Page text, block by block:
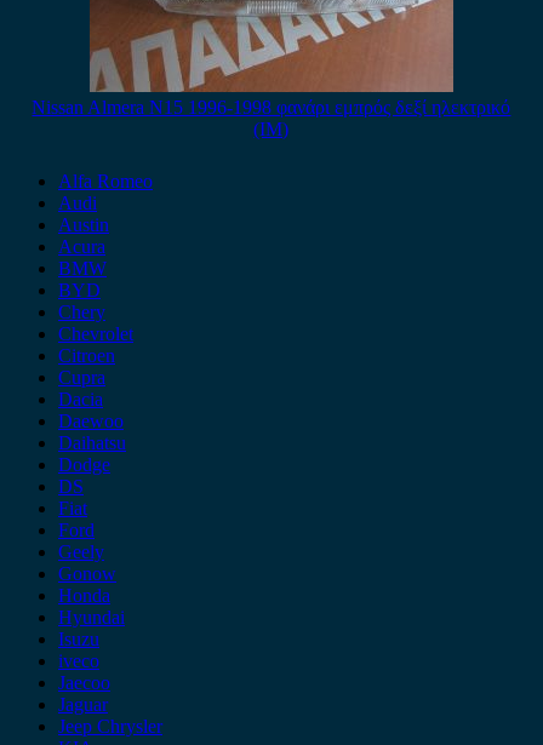
Nissan Almera N15 1996-1998 φανάρι εμπρός δεξί ηλεκτρικό
(IM)
Alfa Romeo
Audi
Austin
Acura
BMW
BYD
Chery
Chevrolet
Citroen
Cupra
Dacia
Daewoo
Daihatsu
Dodge
DS
Fiat
Ford
Geely
Gonow
Honda
Hyundai
Isuzu
iveco
Jaecoo
Jaguar
Jeep Chrysler